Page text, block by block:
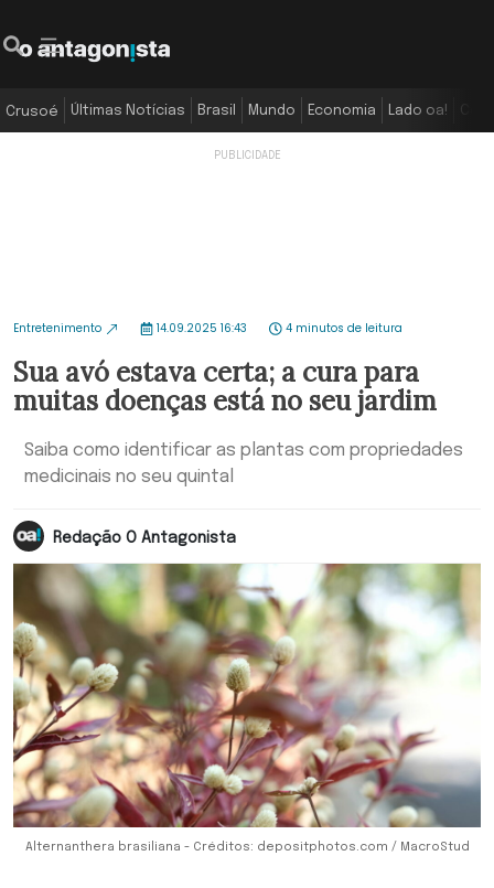
Crusoé Últimas Notícias Brasil Mundo Economia Lado oa!
Entretenimento 14.09.2025 16:43 4 minutos de leitura
Sua avó estava certa; a cura para
muitas doenças está no seu jardim
Saiba como identificar as plantas com propriedades
medicinais no seu quintal
Redação O Antagonista
Alternanthera brasiliana - Créditos: depositphotos.com / MacroStud